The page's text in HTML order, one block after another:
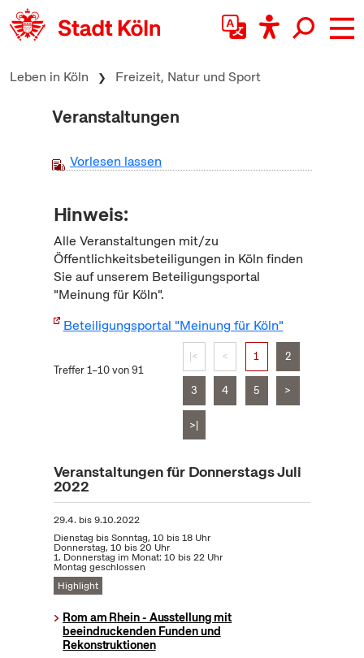
zum Inhalt springen
Leben in Köln Freizeit, Natur und Sport
Veranstaltungen
Vorlesen lassen
Hinweis:
Alle Veranstaltungen mit/zu
Öffentlichkeitsbeteiligungen in Köln finden
Sie auf unserem Beteiligungsportal
"Meinung für Köln".
Beteiligungsportal "Meinung für Köln"
Treffer 1–10 von 91
|< < 1 2
3 4 5 >
>|
Veranstaltungen für Donnerstags Juli
2022
29.4. bis9.10.2022
Dienstag bis Sonntag, 10 bis 18 Uhr
Donnerstag, 10 bis 20 Uhr
1. Donnerstag im Monat: 10 bis 22 Uhr
Montag geschlossen
Highlight
Rom am Rhein - Ausstellung mit
beeindruckenden Funden und
Rekonstruktionen